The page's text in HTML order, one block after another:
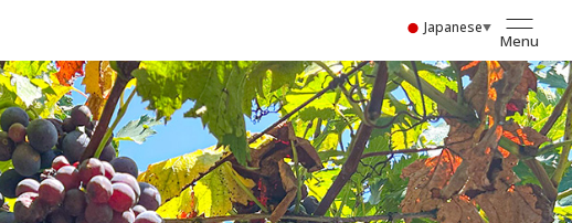
Japanese▼
Menu